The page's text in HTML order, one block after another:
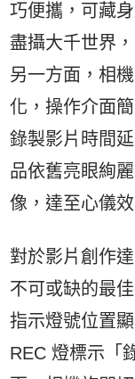
巧便攜，可藏
盡攝大千世界
另一方面，相
化，操作介面
錄製影片時間
品依舊亮眼絢
像，達至心儀效
對於影片創作
不可或缺的最
指示燈號位置
REC 燈標示「